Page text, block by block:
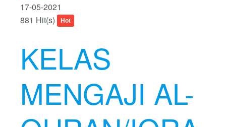
17-05-2021
881 Hit(s)
Hot
KELAS
MENGAJI AL-